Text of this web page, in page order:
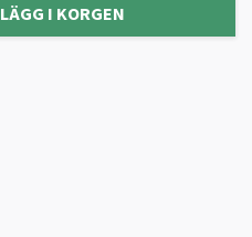
LÄGG I KORGEN